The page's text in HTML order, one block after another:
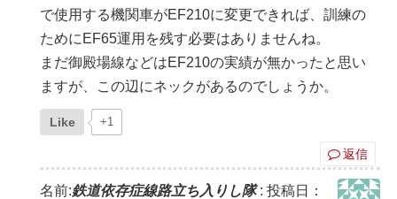
で使用する機関車がEF210に変更できれば、訓練の
ためにEF65運用を残す必要はありませんね。
まだ御殿場線などはEF210の実績が無かったと思い
ますが、この辺にネックがあるのでしょうか。
Like +1
返信
名前:鉄道依存症線路立ち入りし隊: 投稿日：